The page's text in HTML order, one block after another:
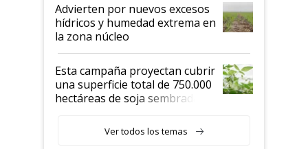
Advierten por nuevos excesos
hídricos y humedad extrema en
la zona núcleo
Esta campaña proyectan cubrir
una superficie total de 750.000
hectáreas de soja sembradas
variedades que marcan un
salto tecnológico en genética y
Ver todos los temas